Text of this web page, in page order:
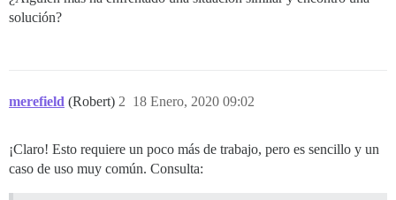
solución?
merefield (Robert) 18 Enero, 2020 09:02
2
¡Claro! Esto requiere un poco más de trabajo, pero es sencillo y un
caso de uso muy común. Consulta: